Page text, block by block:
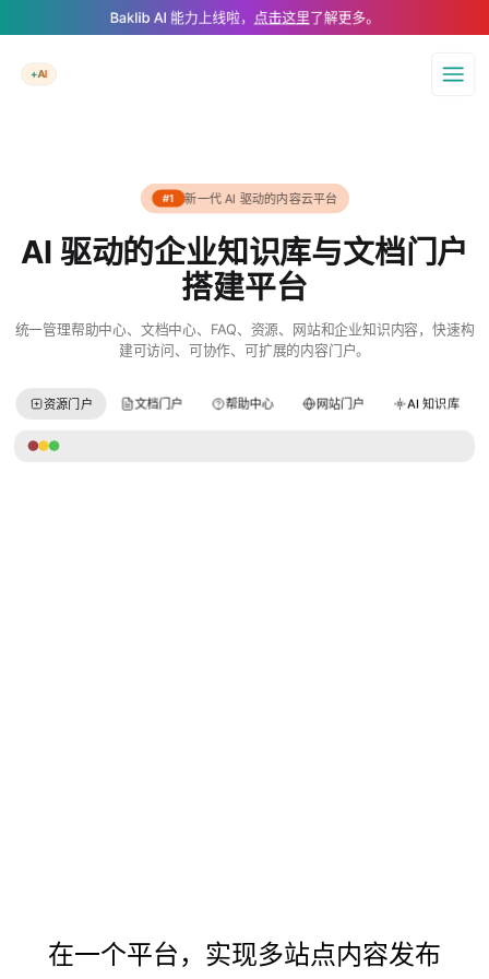
A Markdown version of this page is available at https://
Baklib AI 能力上线啦， 点击这里了解更多。
+AI
导航
#1 新一代 AI 驱动的内容云平台
AI 驱动的企业知识库与文档门户
搭建平台
统一管理帮助中心、文档中心、FAQ、资源、网站和企业知识内容，快速构
建可访问、可协作、可扩展的内容门户。
资源门户 文档门户 帮助中心 网站门户 AI 知识库
在一个平台，实现多站点内容发布